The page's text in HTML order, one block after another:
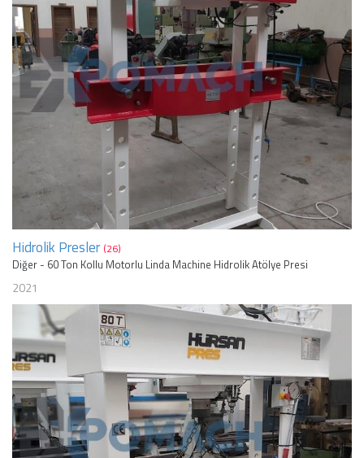
Hidrolik Presler (26)
Diğer - 60 Ton Kollu Motorlu Linda Machine Hidrolik Atölye Presi
2021